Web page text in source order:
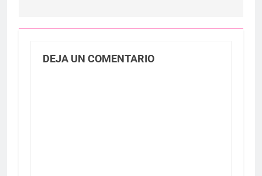
DEJA UN COMENTARIO